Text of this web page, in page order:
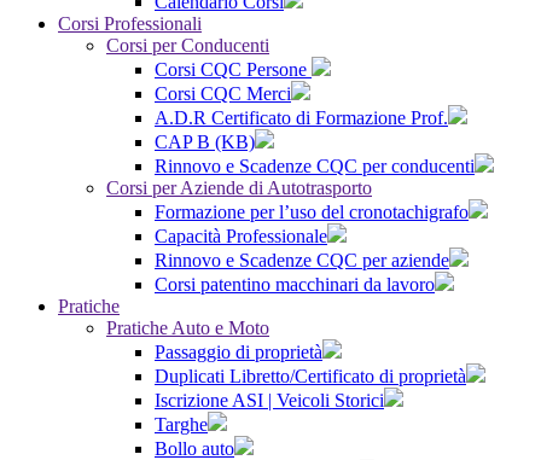
Corsi Professionali
Corsi per Conducenti
Corsi CQC Persone
Corsi CQC Merci
A.D.R Certificato di Formazione Prof.
CAP B (KB)
Rinnovo e Scadenze CQC per conducenti
Corsi per Aziende di Autotrasporto
Formazione per l’uso del cronotachigrafo
Capacità Professionale
Rinnovo e Scadenze CQC per aziende
Corsi patentino macchinari da lavoro
Pratiche
Pratiche Auto e Moto
Passaggio di proprietà
Duplicati Libretto/Certificato di proprietà
Iscrizione ASI | Veicoli Storici
Targhe
Bollo auto